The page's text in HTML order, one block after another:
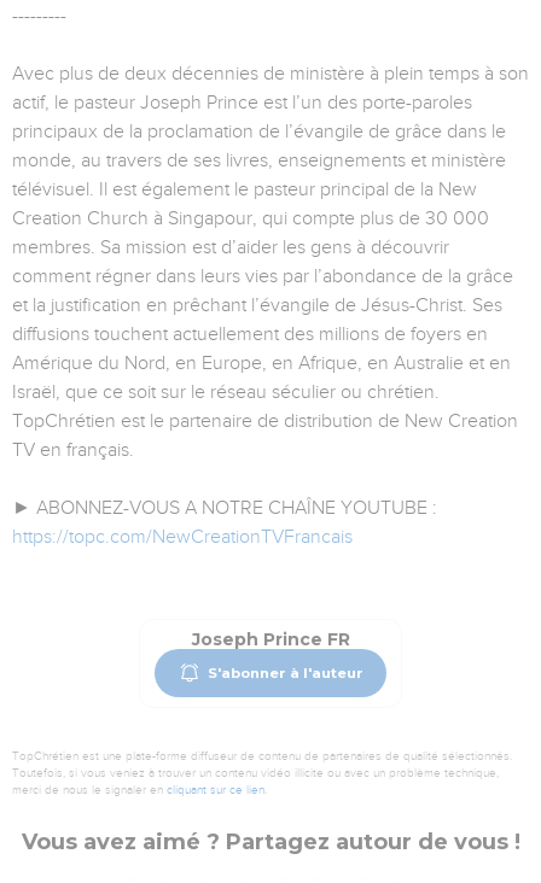
---------
Avec plus de deux décennies de ministère à plein temps à son
actif, le pasteur Joseph Prince est l’un des porte-paroles
principaux de la proclamation de l’évangile de grâce dans le
monde, au travers de ses livres, enseignements et ministère
télévisuel. Il est également le pasteur principal de la New
Creation Church à Singapour, qui compte plus de 30 000
membres. Sa mission est d’aider les gens à découvrir
comment régner dans leurs vies par l’abondance de la grâce
et la justification en prêchant l’évangile de Jésus-Christ. Ses
diffusions touchent actuellement des millions de foyers en
Amérique du Nord, en Europe, en Afrique, en Australie et en
Israël, que ce soit sur le réseau séculier ou chrétien.
TopChrétien est le partenaire de distribution de New Creation
TV en français.
► ABONNEZ-VOUS A NOTRE CHAÎNE YOUTUBE :
https://topc.com/NewCreationTVFrancais
Joseph Prince FR
S'abonner à l'auteur
TopChrétien est une plate-forme diffuseur de contenu de partenaires de qualité sélectionnés.
Toutefois, si vous veniez à trouver un contenu vidéo illicite ou avec un problème technique,
merci de nous le signaler en cliquant sur ce lien.
Vous avez aimé ? Partagez autour de vous !